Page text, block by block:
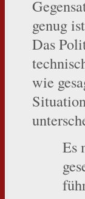
genug
Das
wie
Es